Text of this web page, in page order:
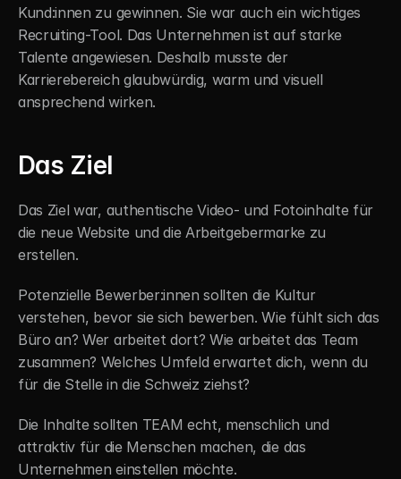
Kund:innen zu gewinnen. Sie war auch ein wichtiges
Recruiting-Tool. Das Unternehmen ist auf starke
Talente angewiesen. Deshalb musste der
Karrierebereich glaubwürdig, warm und visuell
ansprechend wirken.
Das Ziel
Das Ziel war, authentische Video- und Fotoinhalte für
die neue Website und die Arbeitgebermarke zu
erstellen.
Potenzielle Bewerber:innen sollten die Kultur
verstehen, bevor sie sich bewerben. Wie fühlt sich das
Büro an? Wer arbeitet dort? Wie arbeitet das Team
zusammen? Welches Umfeld erwartet dich, wenn du
für die Stelle in die Schweiz ziehst?
Die Inhalte sollten TEAM echt, menschlich und
attraktiv für die Menschen machen, die das
Unternehmen einstellen möchte.